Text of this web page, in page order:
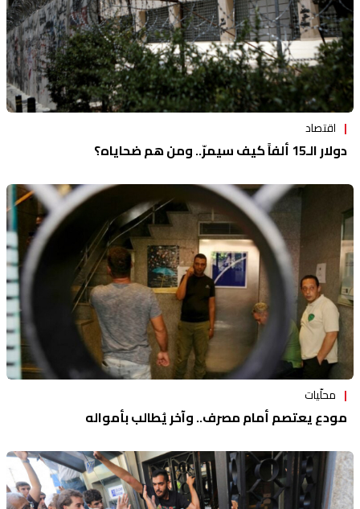
اقتصاد
دولار الـ15 ألفاً كيف سيمرّ.. ومن هم ضحاياه؟
محلّيات
مودع يعتصم أمام مصرف.. وآخر يُطالب بأمواله